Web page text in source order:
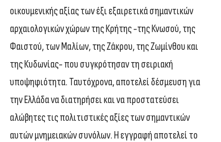
οικουμενικής αξίας των έξι εξαιρετικά σημαντικών
αρχαιολογικών χώρων της Κρήτης -της Κνωσού, της
Φαιστού, των Μαλίων, της Ζάκρου, της Ζωμίνθου και
της Κυδωνίας- που συγκρότησαν τη σειριακή
υποψηφιότητα. Ταυτόχρονα, αποτελεί δέσμευση για
την Ελλάδα να διατηρήσει και να προστατεύσει
αλώβητες τις πολιτιστικές αξίες των σημαντικών
αυτών μνημειακών συνόλων. Η εγγραφή αποτελεί το